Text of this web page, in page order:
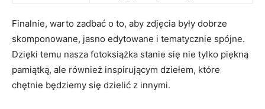
Finalnie, warto zadbać o to, aby zdjęcia były dobrze
‌skomponowane, jasno edytowane i tematycznie spójne.
Dzięki temu nasza fotoksiążka⁣ stanie się nie tylko piękną
pamiątką, ​ale również​ inspirującym dziełem, ⁢które
⁢chętnie będziemy się dzielić⁣ z innymi.